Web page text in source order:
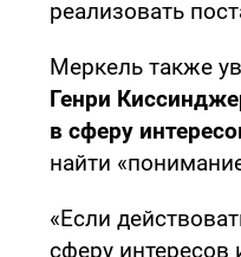
реализовать
Меркель также
Генри
в сферу
найти
«Если
сферу интересов